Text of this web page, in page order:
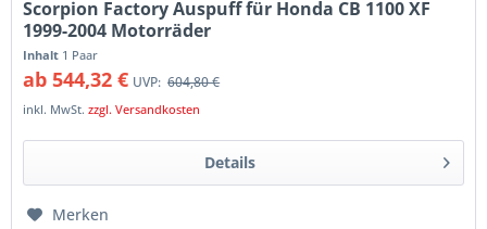
Scorpion Factory Auspuff für Honda CB 1100 XF
1999-2004 Motorräder
Inhalt 1 Paar
ab 544,32 € UVP: 604,80 €
inkl. MwSt.zzgl. Versandkosten
Details
Merken